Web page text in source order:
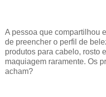
A pessoa que compartilhou
de preencher o perfil de
produtos para cabelo, rosto
maquiagem raramente. Os
acham?